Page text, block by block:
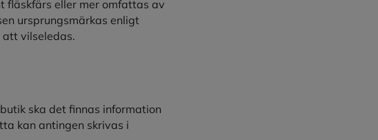
fläskfärs eller mer omfattas av
ursprungsmärkas enligt
att vilseledas.
ska det finnas information
kan antingen skrivas i